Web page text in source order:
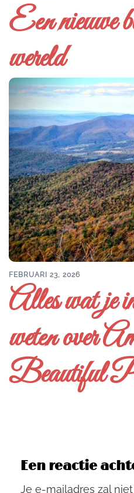
Een nieuwe
wereld
FEBRUARI 23, 2026
Alles wat je
weten over
Beautiful
Een reactie
Je e-mailadres zal